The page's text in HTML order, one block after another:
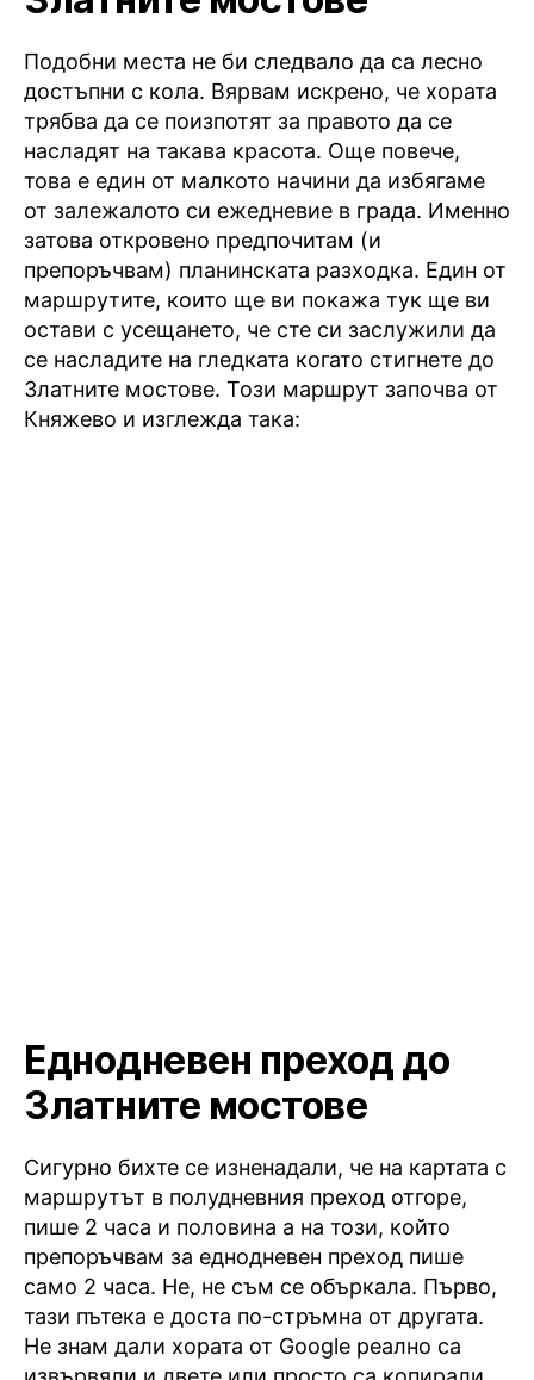
Подобни места не би следвало да са лесно
достъпни с кола. Вярвам искрено, че хората
трябва да се поизпотят за правото да се
насладят на такава красота. Още повече,
това е един от малкото начини да избягаме
от залежалото си ежедневие в града. Именно
затова откровено предпочитам (и
препоръчвам) планинската разходка. Един от
маршрутите, които ще ви покажа тук ще ви
остави с усещането, че сте си заслужили да
се насладите на гледката когато стигнете до
Златните мостове. Този маршрут започва от
Княжево и изглежда така:
Еднодневен преход до
Златните мостове
Сигурно бихте се изненадали, че на картата с
маршрутът в полудневния преход отгоре,
пише 2 часа и половина а на този, който
препоръчвам за еднодневен преход пише
само 2 часа. Не, не съм се объркала. Първо,
тази пътека е доста по-стръмна от другата.
Не знам дали хората от Google реално са